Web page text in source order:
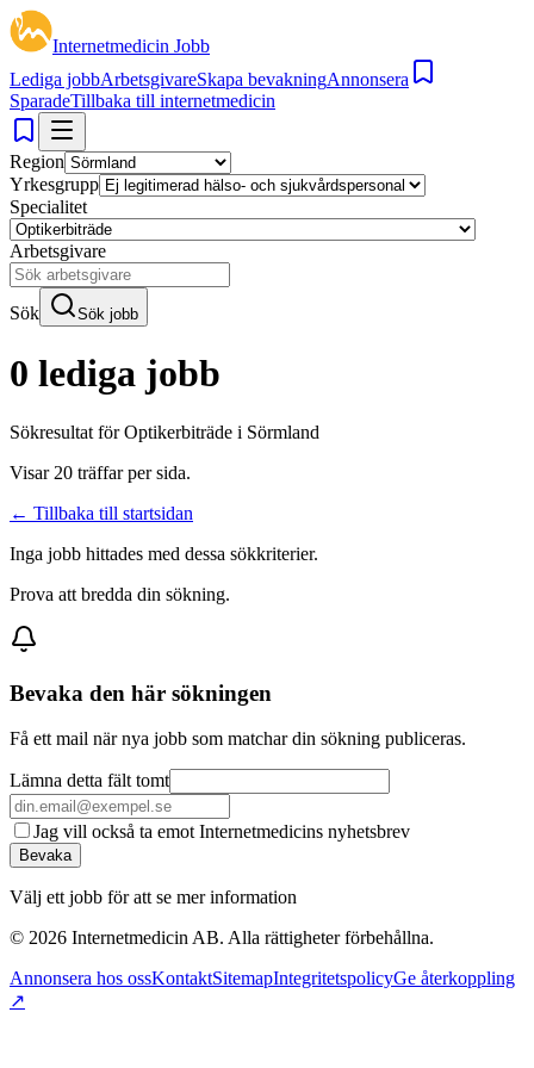
Internetmedicin Jobb
Lediga jobbArbetsgivareSkapa bevakningAnnonsera
SparadeTillbaka till internetmedicin
Region
Yrkesgrupp
Specialitet
Arbetsgivare
Sök Sök jobb
0 lediga jobb
Sökresultat förOptikerbiträde i Sörmland
Visar 20 träffar per sida.
← Tillbaka till startsidan
Inga jobb hittades med dessa sökkriterier.
Prova att bredda din sökning.
Bevaka den här sökningen
Få ett mail när nya jobb som matchar din sökning publiceras.
Lämna detta fält tomt
Jag vill också ta emot Internetmedicins nyhetsbrev
Bevaka
Välj ett jobb för att se mer information
© 2026 Internetmedicin AB. Alla rättigheter förbehållna.
Annonsera hos ossKontaktSitemapIntegritetspolicyGe återkoppling
↗